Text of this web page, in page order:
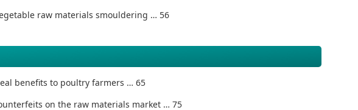
raw materials smouldering … 56
benefits to poultry farmers … 65
on the raw materials market … 75